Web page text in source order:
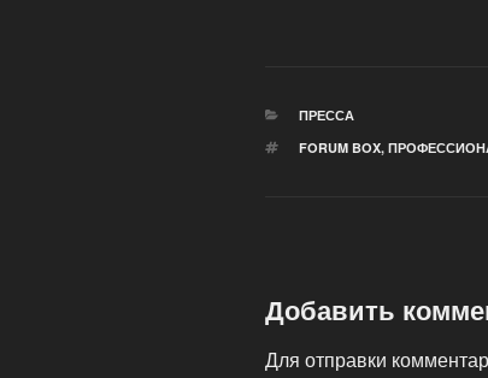
РУБРИКИ
ПРЕССА
МЕТКИ
FORUM BOX,
Добавить
Для отправки